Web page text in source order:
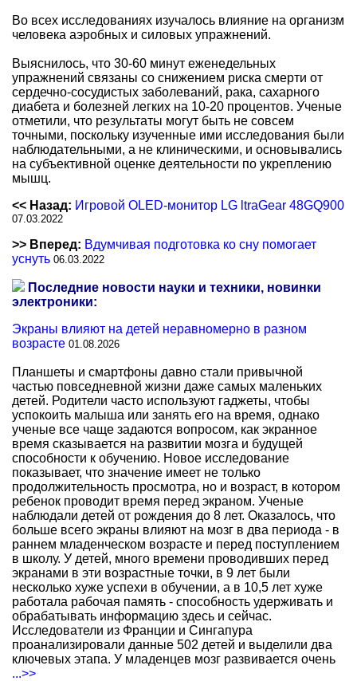
Во всех исследованиях изучалось влияние на организм
человека аэробных и силовых упражнений.
Выяснилось, что 30-60 минут еженедельных
упражнений связаны со снижением риска смерти от
сердечно-сосудистых заболеваний, рака, сахарного
диабета и болезней легких на 10-20 процентов. Ученые
отметили, что результаты могут быть не совсем
точными, поскольку изученные ими исследования были
наблюдательными, а не клиническими, и основывались
на субъективной оценке деятельности по укреплению
мышц.
<< Назад: Игровой OLED-монитор LG ltraGear 48GQ900
07.03.2022
>> Вперед: Вдумчивая подготовка ко сну помогает
уснуть 06.03.2022
Последние новости науки и техники, новинки
электроники:
Экраны влияют на детей неравномерно в разном
возрасте 01.08.2026
Планшеты и смартфоны давно стали привычной
частью повседневной жизни даже самых маленьких
детей. Родители часто используют гаджеты, чтобы
успокоить малыша или занять его на время, однако
ученые все чаще задаются вопросом, как экранное
время сказывается на развитии мозга и будущей
способности к обучению. Новое исследование
показывает, что значение имеет не только
продолжительность просмотра, но и возраст, в котором
ребенок проводит время перед экраном. Ученые
наблюдали детей от рождения до 8 лет. Оказалось, что
больше всего экраны влияют на мозг в два периода - в
раннем младенческом возрасте и перед поступлением
в школу. У детей, много времени проводивших перед
экранами в эти возрастные точки, в 9 лет были
несколько хуже успехи в обучении, а в 10,5 лет хуже
работала рабочая память - способность удерживать и
обрабатывать информацию здесь и сейчас.
Исследователи из Франции и Сингапура
проанализировали данные 502 детей и выделили два
ключевых этапа. У младенцев мозг развивается очень
...>>